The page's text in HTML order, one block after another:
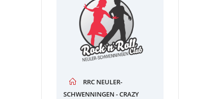
RRC NEULER-
SCHWENNINGEN - CRAZY